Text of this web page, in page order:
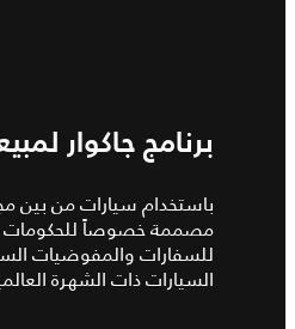
برنامج جاكوار
باستخدام سيارات من بين
مصممة خصوصاً للحكومات في
للسفارات والمفوضيات
السيارات ذات الشهرة